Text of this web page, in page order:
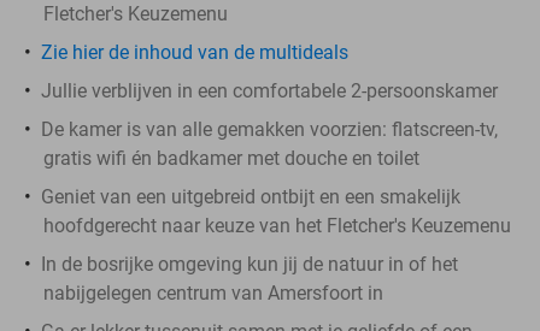
Fletcher's Keuzemenu
Zie hier de inhoud van de multideals
Jullie verblijven in een comfortabele 2-persoonskamer
De kamer is van alle gemakken voorzien: flatscreen-tv,
gratis wifi én badkamer met douche en toilet
Geniet van een uitgebreid ontbijt en een smakelijk
hoofdgerecht naar keuze van het Fletcher's Keuzemenu
In de bosrijke omgeving kun jij de natuur in of het
nabijgelegen centrum van Amersfoort in